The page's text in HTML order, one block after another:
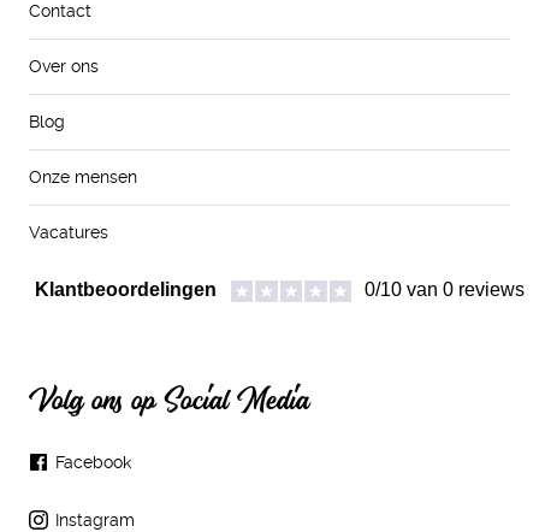
Contact
Over ons
Blog
Onze mensen
Vacatures
Volg ons op Social Media
Facebook
Instagram